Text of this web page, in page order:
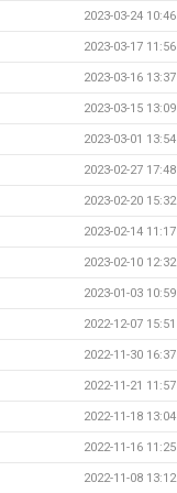
2023-03-24 10:46
2023-03-17 11:56
2023-03-16 13:37
2023-03-15 13:09
2023-03-01 13:54
2023-02-27 17:48
2023-02-20 15:32
2023-02-14 11:17
2023-02-10 12:32
2023-01-03 10:59
2022-12-07 15:51
2022-11-30 16:37
2022-11-21 11:57
2022-11-18 13:04
2022-11-16 11:25
2022-11-08 13:12